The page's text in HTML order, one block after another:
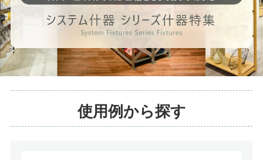
システム什器 シリーズ什器特集
使用例から探す